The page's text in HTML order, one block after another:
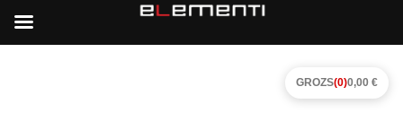
GROZS(0)0,00 €